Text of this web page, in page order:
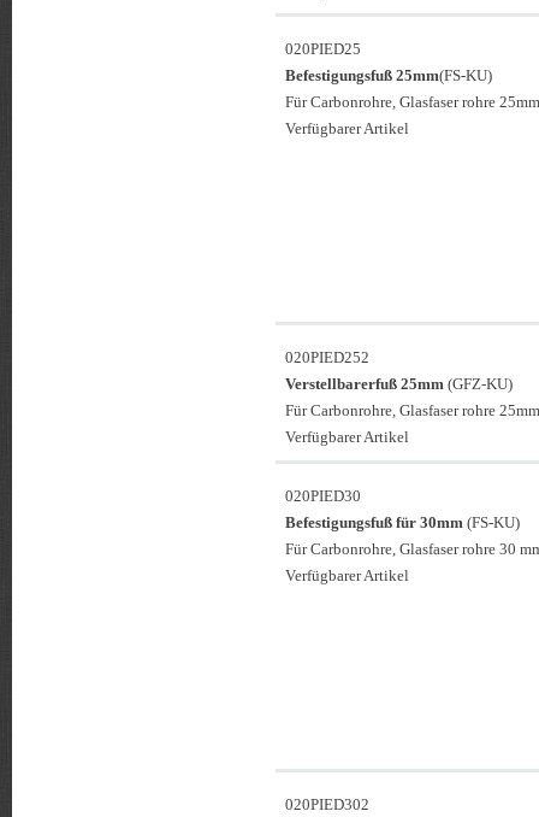
020PIED25
Befestigungsfuß 25mm(FS-KU)
Für Carbonrohre, Glasfaser rohre
Verfügbarer Artikel
020PIED252
Verstellbarerfuß 25mm (GFZ-KU)
Für Carbonrohre, Glasfaser rohre
Verfügbarer Artikel
020PIED30
Befestigungsfuß für 30mm (FS-KU)
Für Carbonrohre, Glasfaser rohre 30
Verfügbarer Artikel
020PIED302